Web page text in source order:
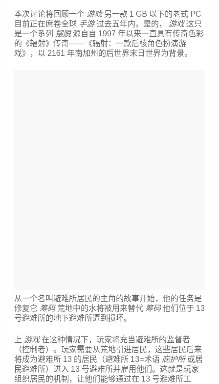
本次讨论将回顾一个 游戏另一款 1 GB 以下的老式 PC
目前正在席卷全球 手游过去五年内。是的， 游戏这只
是一个系列 摆脱源自自 1997 年以来一直具有传奇色彩
的《辐射》传奇——《辐射：一款后核角色扮演游
戏》，以 2161 年南加州的后世界末日世界为背景。
从一个名叫避难所居民的主角的故事开始，他的任务是
修复它 筹码荒地中的水将被用来替代 筹码他们位于 13
号避难所的地下避难所遭到损坏。
上 游戏在这种情况下，玩家将充当避难所的监督者
（控制者）。玩家需要从荒地引进居民，这些居民后来
将成为避难所 13 的居民（避难所 13=术语 庇护所或居
民避难所）进入 13 号避难所并雇用他们。这就是玩家
组织居民的机制，让他们能够通过在 13 号避难所工